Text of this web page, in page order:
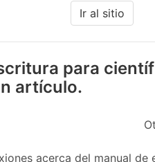
Ir al sitio
para
artículo.
acerca del manual